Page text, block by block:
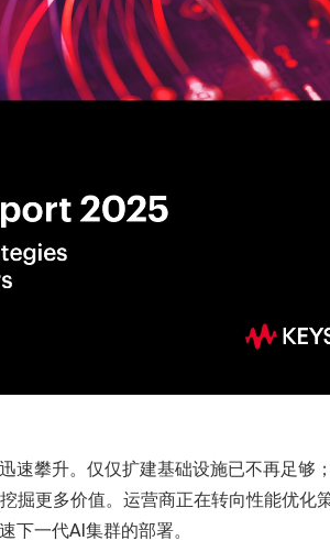
速攀升。仅仅扩建基础设施已不再足够；
掘更多价值。运营商正在转向性能优化
下一代AI集群的部署。